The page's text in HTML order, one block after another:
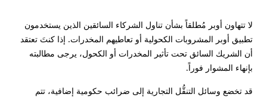
لا تتهاون أوبر مُطلقاً بشأن تناول الشركاء السائقين الذين يستخدمون
تطبيق أوبر المشروبات الكحولية أو تعاطيهم المخدرات. إذا كنتَ تعتقد
أن الشريك السائق تحت تأثير المخدرات أو الكحول، يرجى مطالبته
بإنهاء المشوار فوراً.
قد تخضع وسائل التنقُّل التجارية إلى ضرائب حكومية إضافية، تتم